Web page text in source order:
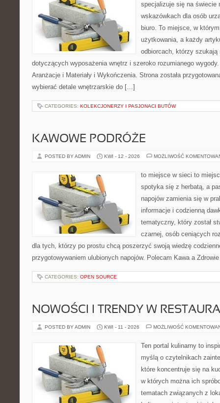
specjalizuje się na świecie
wskazówkach dla osób
biuro. To miejsce, w
użytkowania, a każdy
odbiorcach, którzy szukają
dotyczących wyposażenia wnętrz i szeroko rozumianego
Aranżacje i Materiały i Wykończenia. Strona została
wybierać detale wnętrzarskie do […]
CATEGORIES: KOLEKCJONERZY I PASJONACI BUTÓW
KAWOWE PODRÓŻE
POSTED BY ADMIN KWI - 12 - 2026 MOŻLIWOŚĆ
to miejsce w sieci to
spotyka się z herbatą, a
napojów zamienia się w
informacje i codzienną
tematyczny, który został
czarnej, osób ceniących
dla tych, którzy po prostu chcą poszerzyć swoją wiedzę
przygotowywaniem ulubionych napojów. Polecam Kawa a
CATEGORIES: OPEN SOURCE
NOWOŚCI I TRENDY W
POSTED BY ADMIN KWI - 11 - 2026 MOŻLIWOŚĆ
Ten portal kulinarny to
myślą o czytelnikach
które koncentruje się na
w których można ich
tematach związanych z